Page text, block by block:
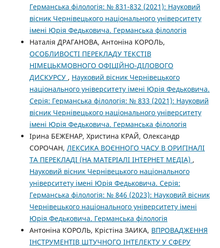
Германська філологія: № 831-832 (2021): Науковий
вісник Чернівецького національного університету
імені Юрія Федьковича. Германська філологія
Наталія ДРАГАНОВА, Антоніна КОРОЛЬ,
ОСОБЛИВОСТІ ПЕРЕКЛАДУ ТЕКСТІВ
НІМЕЦЬКМОВНОГО ОФІЦІЙНО-ДІЛОВОГО
ДИСКУРСУ , Науковий вісник Чернівецького
національного університету імені Юрія Федьковича.
Серія: Германська філологія: № 833 (2021): Науковий
вісник Чернівецького національного університету
імені Юрія Федьковича. Германська філологія
Ірина БЕЖЕНАР, Христина КРАЙ, Олександр
СОРОЧАН, ЛЕКСИКА ВОЄННОГО ЧАСУ В ОРИГІНАЛІ
ТА ПЕРЕКЛАДІ (НА МАТЕРІАЛІ ІНТЕРНЕТ МЕДІА) ,
Науковий вісник Чернівецького національного
університету імені Юрія Федьковича. Серія:
Германська філологія: № 846 (2023): Науковий вісник
Чернівецького національного університету імені
Юрія Федьковича. Германська філологія
Антоніна КОРОЛЬ, Крістіна ЗАИКА, ВПРОВАДЖЕННЯ
ІНСТРУМЕНТІВ ШТУЧНОГО ІНТЕЛЕКТУ У СФЕРУ